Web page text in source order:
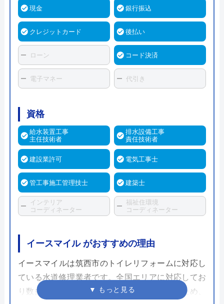
現金 銀行振込
クレジットカード 後払い
ローン コード決済
電子マネー 代引き
資格
給水装置工事
主任技術者
排水設備工事
責任技術者
建設業許可 電気工事士
管工事施工管理技士 建築士
インテリア
コーディネーター
福祉住環境
コーディネーター
イースマイル がおすすめの理由
イースマイルは筑西市のトイレリフォームに対応し
ている水道修理業者です。全国エリアに対応してお
り数多くのトイレの修理や交換してきているため、